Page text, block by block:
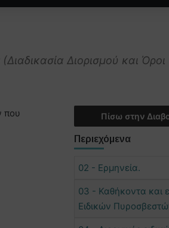
Διορισμού και
που
Πίσω στην
Περιεχόμενα
02 - Ερμηνεία.
03 - Καθήκοντα και
Ειδικών